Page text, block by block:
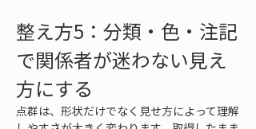
整え方5：分類・色・注記
で関係者が迷わない見え
方にする
点群は、形状だけでなく見せ方によって理解